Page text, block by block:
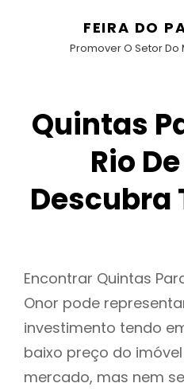
FEIRA DO
Promover O Setor
Quintas
Rio
Descubra
Encontrar Quintas
Onor pode
investimento tendo
baixo preço do
mercado, mas nem